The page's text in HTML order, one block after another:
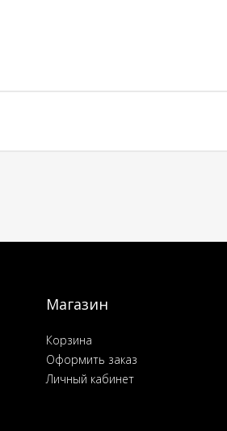
Магазин
Корзина
Оформить заказ
Личный кабинет